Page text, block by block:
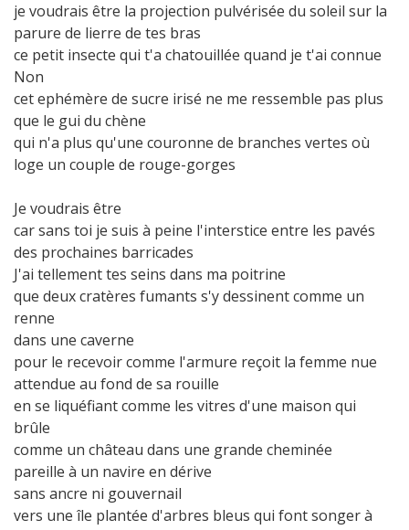
je voudrais être la projection pulvérisée du soleil sur la
parure de lierre de tes bras
ce petit insecte qui t'a chatouillée quand je t'ai connue
Non
cet ephémère de sucre irisé ne me ressemble pas plus
que le gui du chène
qui n'a plus qu'une couronne de branches vertes où
loge un couple de rouge-gorges
Je voudrais être
car sans toi je suis à peine l'interstice entre les pavés
des prochaines barricades
J'ai tellement tes seins dans ma poitrine
que deux cratères fumants s'y dessinent comme un
renne
dans une caverne
pour le recevoir comme l'armure reçoit la femme nue
attendue au fond de sa rouille
en se liquéfiant comme les vitres d'une maison qui
brûle
comme un château dans une grande cheminée
pareille à un navire en dérive
sans ancre ni gouvernail
vers une île plantée d'arbres bleus qui font songer à